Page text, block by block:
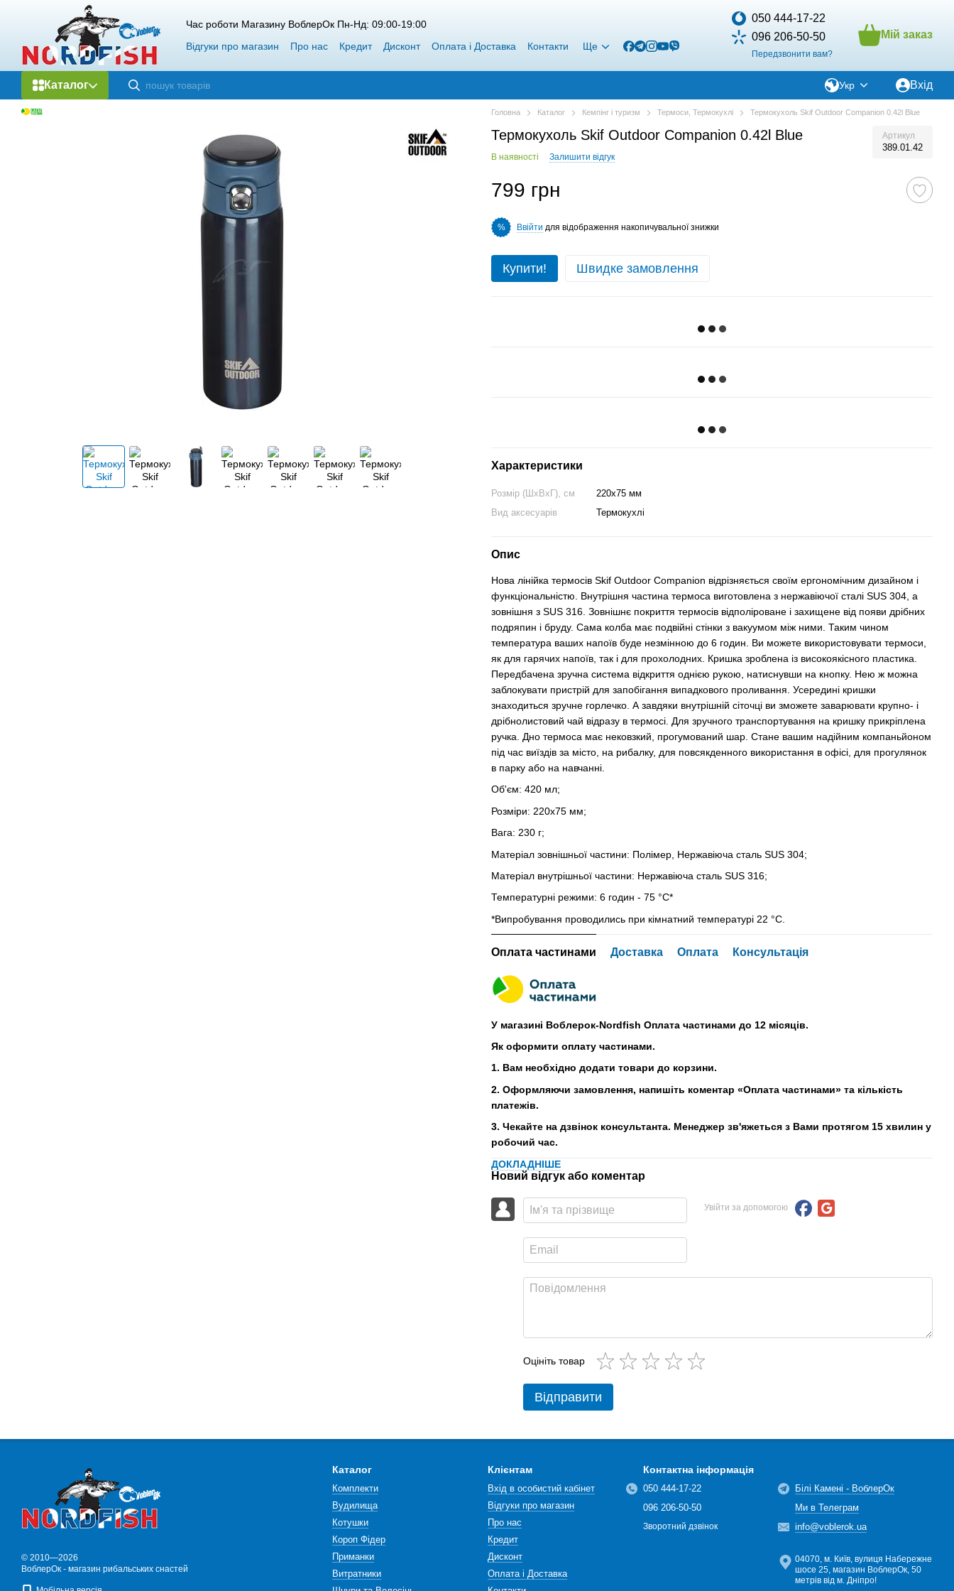
Перейти до основного контенту
Час роботи Магазину ВоблерОк Пн-Нд: 09:00-19:00
Відгуки про магазин
Про нас Кредит Дисконт Оплата і Доставка Контакти Ще
050 444-17-22
096 206-50-50
Передзвонити вам?
Мій заказ
Каталог Укр Вхід
Головна Каталог Кемпінг і туризм Термоси, Термокухлі Термокухоль Skif Outdoor Companion 0.42l Blue
Термокухоль Skif Outdoor Companion 0.42l Blue Артикул
389.01.42
В наявності Залишити відгук
799 грн
% Ввійти для відображення накопичувальної знижки
Купити! Швидке замовлення
Характеристики
Розмір (ШхВхГ), см
220х75 мм
Вид аксесуарів
Термокухлі
Опис
Нова лінійка термосів Skif Outdoor Companion відрізняється своїм ергономічним дизайном і
функціональністю. Внутрішня частина термоса виготовлена з нержавіючої сталі SUS 304, а
зовнішня з SUS 316. Зовнішнє покриття термосів відполіроване і захищене від появи дрібних
подряпин і бруду. Сама колба має подвійні стінки з вакуумом між ними. Таким чином
температура ваших напоїв буде незмінною до 6 годин. Ви можете використовувати термоси,
як для гарячих напоїв, так і для прохолодних. Кришка зроблена із високоякісного пластика.
Передбачена зручна система відкриття однією рукою, натиснувши на кнопку. Нею ж можна
заблокувати пристрій для запобігання випадкового проливання. Усередині кришки
знаходиться зручне горлечко. А завдяки внутрішній сіточці ви зможете заварювати крупно- і
дрібнолистовий чай відразу в термосі. Для зручного транспортування на кришку прикріплена
ручка. Дно термоса має нековзкий, прогумований шар. Стане вашим надійним компаньйоном
під час виїздів за місто, на рибалку, для повсякденного використання в офісі, для прогулянок
в парку або на навчанні.
Об'єм: 420 мл;
Розміри: 220х75 мм;
Вага: 230 г;
Матеріал зовнішньої частини: Полімер, Нержавіюча сталь SUS 304;
Матеріал внутрішньої частини: Нержавіюча сталь SUS 316;
Температурні режими: 6 годин - 75 °С*
*Випробування проводились при кімнатний температурі 22 °С.
Оплата частинами Доставка Оплата Консультація
У магазині Воблерок-Nordfish Оплата частинами до 12 місяців.
Як оформити оплату частинами.
1. Вам необхідно додати товари до корзини.
2. Оформляючи замовлення, напишіть коментар «Оплата частинами» та кількість
платежів.
3. Чекайте на дзвінок консультанта. Менеджер зв'яжеться з Вами протягом 15 хвилин у
робочий час.
ДОКЛАДНІШЕ
Новий відгук або коментар
Увійти за допомогою
Оцініть товар
Відправити
© 2010—2026
ВоблерОк - магазин рибальських снастей
Каталог
Комплекти
Вудилища
Котушки
Короп Фідер
Приманки
Витратники
Клієнтам
Вхід в особистий кабінет
Відгуки про магазин
Про нас
Кредит
Дисконт
Оплата і Доставка
Контактна інформація
050 444-17-22
096 206-50-50
Зворотний дзвінок
Білі Камені - ВоблерОк
Ми в Телеграм
info@voblerok.ua
04070, м. Київ, вулиця Набережне
шосе 25, магазин ВоблерОк, 50
метрів від м. Дніпро!